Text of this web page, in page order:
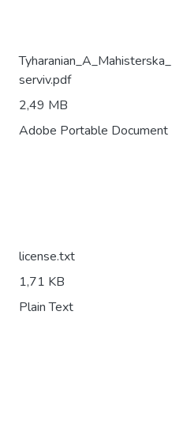
serviv.pdf
2,49 MB
Adobe Portable Document
license.txt
1,71 KB
Plain Text